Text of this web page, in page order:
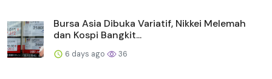
Bursa Asia Dibuka Variatif, Nikkei Melemah
dan Kospi Bangkit...
6 days ago 36